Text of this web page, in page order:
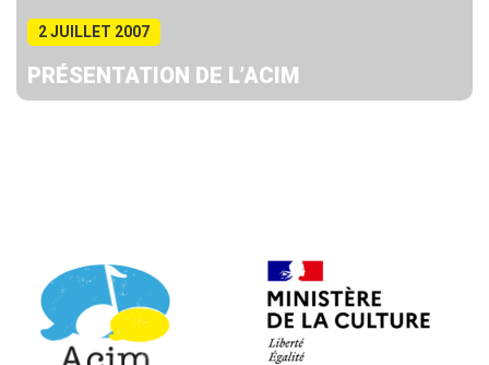
2 JUILLET 2007
PRÉSENTATION DE L’ACIM